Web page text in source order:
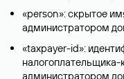
«person»: скрытое
администратором
«taxpayer-id»:
администратором